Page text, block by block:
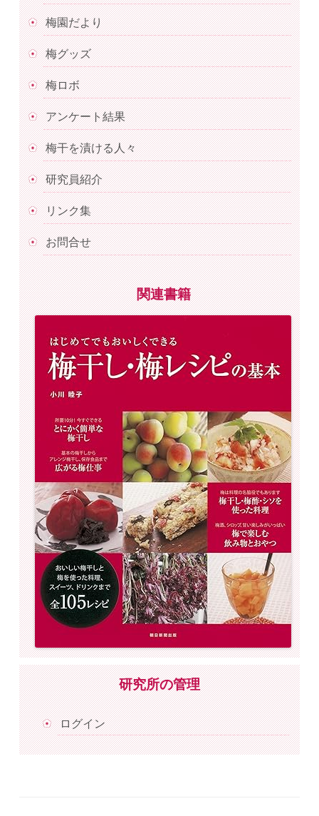
梅園だより
梅グッズ
梅ロボ
アンケート結果
梅干を漬ける人々
研究員紹介
リンク集
お問合せ
関連書籍
研究所の管理
ログイン